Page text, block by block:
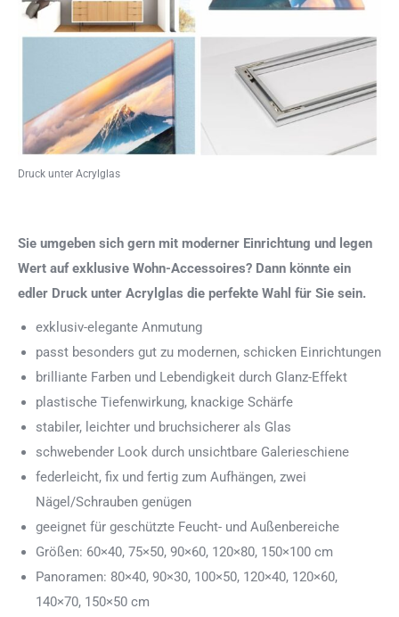
Druck unter Acrylglas
Sie umgeben sich gern mit moderner Einrichtung und legen
Wert auf exklusive Wohn-Accessoires? Dann könnte ein
edler Druck unter Acrylglas die perfekte Wahl für Sie sein.
exklusiv-elegante Anmutung
passt besonders gut zu modernen, schicken Einrichtungen
brilliante Farben und Lebendigkeit durch Glanz-Effekt
plastische Tiefenwirkung, knackige Schärfe
stabiler, leichter und bruchsicherer als Glas
schwebender Look durch unsichtbare Galerieschiene
federleicht, fix und fertig zum Aufhängen, zwei
Nägel/Schrauben genügen
geeignet für geschützte Feucht- und Außenbereiche
Größen: 60×40, 75×50, 90×60, 120×80, 150×100 cm
Panoramen: 80×40, 90×30, 100×50, 120×40, 120×60,
140×70, 150×50 cm